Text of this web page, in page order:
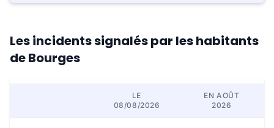
Les incidents signalés par les habitants
de Bourges
LE
08/08/2026
EN AOÛT
2026